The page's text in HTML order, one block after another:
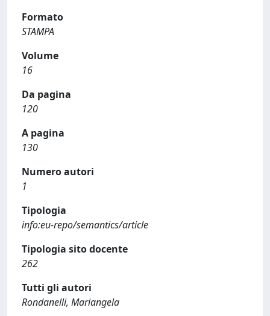
Formato
STAMPA
Volume
16
Da pagina
120
A pagina
130
Numero autori
1
Tipologia
info:eu-repo/semantics/article
Tipologia sito docente
262
Tutti gli autori
Rondanelli, Mariangela